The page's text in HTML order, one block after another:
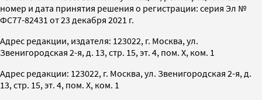
номер и дата принятия решения о регистрации: серия Эл №
ФС77-82431 от 23 декабря 2021 г.
Адрес редакции, издателя: 123022, г. Москва, ул.
Звенигородская 2-я, д. 13, стр. 15, эт. 4, пом. X, ком. 1
Адрес редакции: 123022, г. Москва, ул. Звенигородская 2-я, д.
13, стр. 15, эт. 4, пом. X, ком. 1